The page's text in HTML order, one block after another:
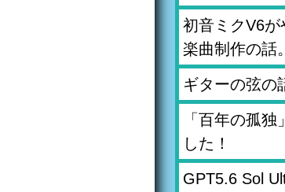
初音ミクV6が
楽曲制作の話。
ギターの弦の
「百年の孤独
した！
GPT5.6 Sol